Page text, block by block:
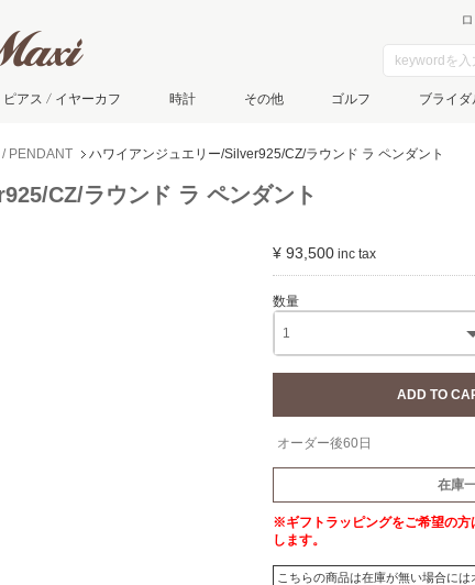
ピアス / イヤーカフ 時計 その他 ゴルフ ブライ
PENDANT ハワイアンジュエリー/Silver925/CZ/ラウンド ラ ペンダント
CZ/ラウンド ラ ペンダント
¥ 93,500
オーダー後60日
在庫
※ギフトラッピングをご希望の方
します。
こちらの商品は在庫が無い場合には